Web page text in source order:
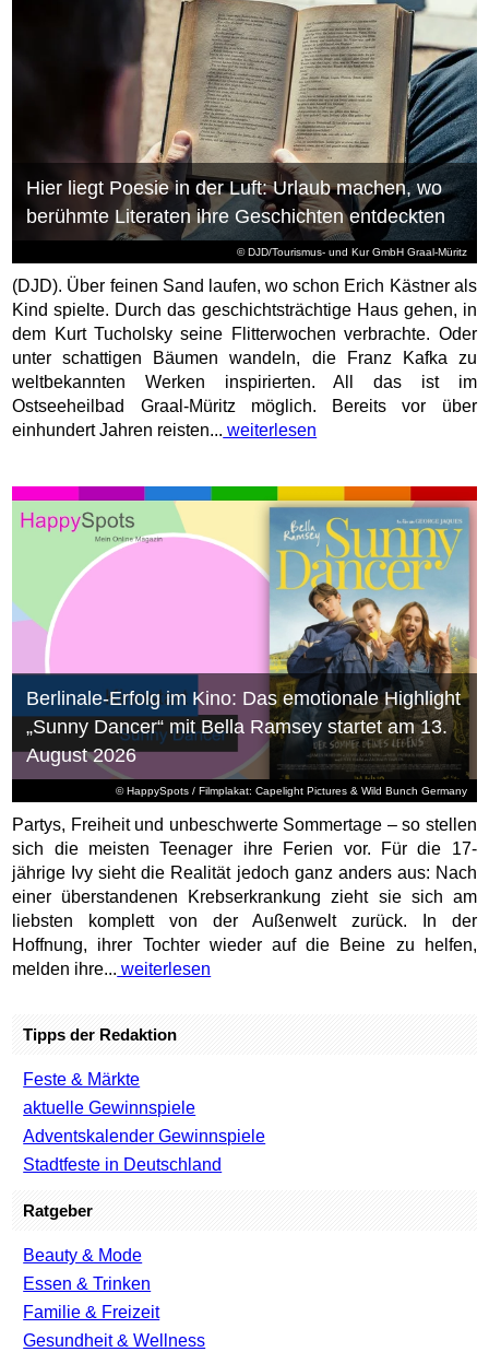
© DJD/Tourismus- und Kur GmbH Graal-Müritz
Hier liegt Poesie in der Luft: Urlaub machen, wo
berühmte Literaten ihre Geschichten entdeckten
(DJD). Über feinen Sand laufen, wo schon Erich Kästner als
Kind spielte. Durch das geschichtsträchtige Haus gehen, in
dem Kurt Tucholsky seine Flitterwochen verbrachte. Oder
unter schattigen Bäumen wandeln, die Franz Kafka zu
weltbekannten Werken inspirierten. All das ist im
Ostseeheilbad Graal-Müritz möglich. Bereits vor über
einhundert Jahren reisten... weiterlesen
© HappySpots / Filmplakat: Capelight Pictures & Wild Bunch Germany
Berlinale-Erfolg im Kino: Das emotionale Highlight
„Sunny Dancer“ mit Bella Ramsey startet am 13.
August 2026
Partys, Freiheit und unbeschwerte Sommertage – so stellen
sich die meisten Teenager ihre Ferien vor. Für die 17-
jährige Ivy sieht die Realität jedoch ganz anders aus: Nach
einer überstandenen Krebserkrankung zieht sie sich am
liebsten komplett von der Außenwelt zurück. In der
Hoffnung, ihrer Tochter wieder auf die Beine zu helfen,
melden ihre... weiterlesen
Tipps der Redaktion
Feste & Märkte
aktuelle Gewinnspiele
Adventskalender Gewinnspiele
Stadtfeste in Deutschland
Ratgeber
Beauty & Mode
Essen & Trinken
Familie & Freizeit
Gesundheit & Wellness